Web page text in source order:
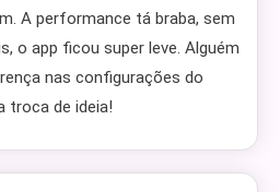
A performance tá braba, sem
o app ficou super leve. Alguém
nas configurações do
troca de ideia!